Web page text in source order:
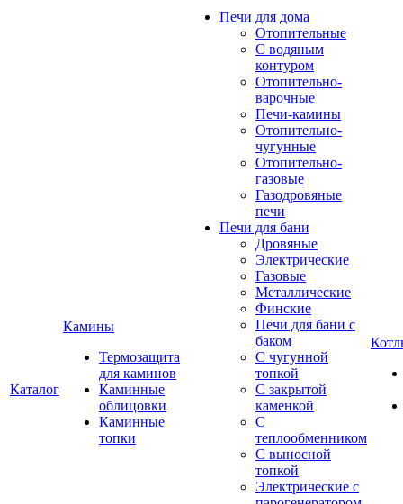
Каталог
Камины
Термозащита
для каминов
Каминные
облицовки
Каминные
топки
Печи для дома
Отопительные
C водяным
контуром
Отопительно-
варочные
Печи-камины
Отопительно-
чугунные
Отопительно-
газовые
Газодровяные
печи
Печи для бани
Дровяные
Электрические
Газовые
Металлические
Финские
Печи для бани с
баком
С чугунной
топкой
С закрытой
каменкой
С
теплообменником
С выносной
топкой
Электрические с